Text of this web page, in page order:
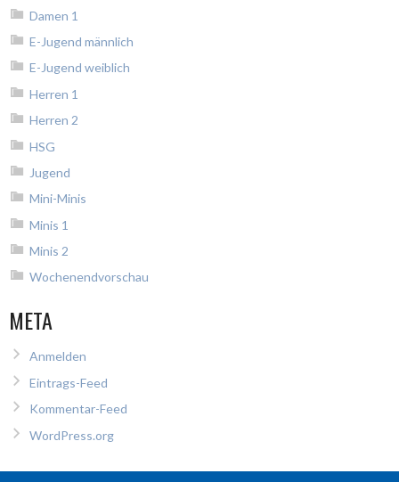
Damen 1
E-Jugend männlich
E-Jugend weiblich
Herren 1
Herren 2
HSG
Jugend
Mini-Minis
Minis 1
Minis 2
Wochenendvorschau
META
Anmelden
Eintrags-Feed
Kommentar-Feed
WordPress.org